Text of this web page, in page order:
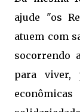
ajude "os
atuem com
socorrendo
para viver,